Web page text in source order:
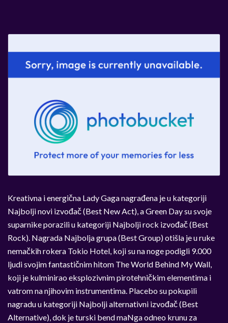
Kreativna i energična Lady Gaga nagrađena je u kategoriji
Najbolji novi izvođač (Best New Act), a Green Day su svoje
suparnike porazili u kategoriji Najbolji rock izvođač (Best
Rock). Nagrada Najbolja grupa (Best Group) otišla je u ruke
nemačkih rokera Tokio Hotel, koji su na noge podigli 9.000
ljudi svojim fantastičnim hitom The World Behind My Wall,
koji je kulminirao eksplozivnim pirotehničkim elementima i
vatrom na njihovim instrumentima. Placebo su pokupili
nagradu u kategoriji Najbolji alternativni izvođač (Best
Alternative), dok je turski bend maNga odneo krunu za